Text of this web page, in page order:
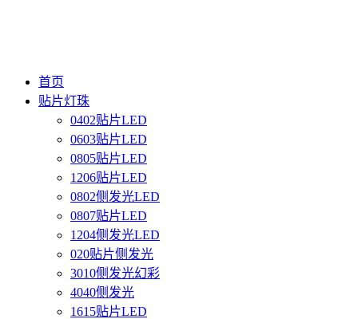
首页
贴片灯珠
0402贴片LED
0603贴片LED
0805贴片LED
1206贴片LED
0802侧发光LED
0807贴片LED
1204侧发光LED
020贴片侧发光
3010侧发光幻彩
4040侧发光
1615贴片LED